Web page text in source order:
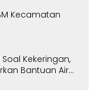
Kecamatan
Kekeringan,
Bantuan Air